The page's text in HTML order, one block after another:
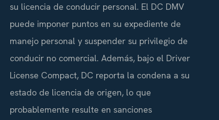
su licencia de conducir personal. El DC DMV
puede imponer puntos en su expediente de
manejo personal y suspender su privilegio de
conducir no comercial. Además, bajo el Driver
License Compact, DC reporta la condena a su
estado de licencia de origen, lo que
probablemente resulte en sanciones